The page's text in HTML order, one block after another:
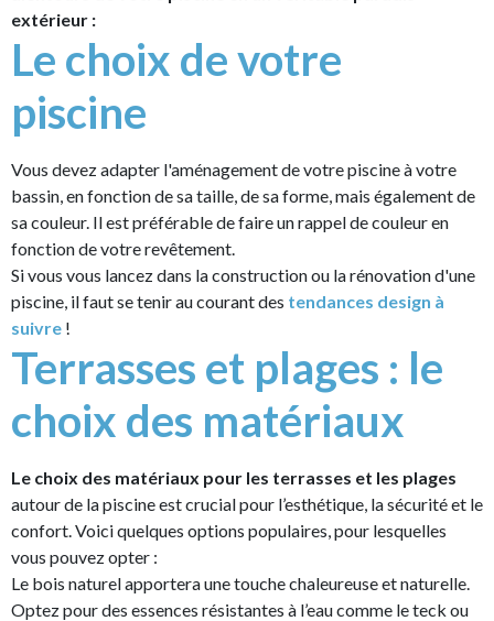
extérieur :
Le choix de votre
piscine
Vous devez adapter l'aménagement de votre piscine à votre
bassin, en fonction de sa taille, de sa forme, mais également de
sa couleur. Il est préférable de faire un rappel de couleur en
fonction de votre revêtement.
Si vous vous lancez dans la construction ou la rénovation d'une
piscine, il faut se tenir au courant des tendances design à
suivre !
Terrasses et plages : le
choix des matériaux
Le choix des matériaux pour les terrasses et les plages
autour de la piscine est crucial pour l’esthétique, la sécurité et le
confort. Voici quelques options populaires, pour lesquelles
vous pouvez opter :
Le bois naturel apportera une touche chaleureuse et naturelle.
Optez pour des essences résistantes à l’eau comme le teck ou